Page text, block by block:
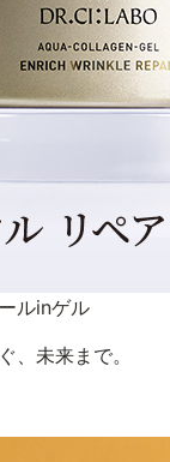
ルinゲル
、未来まで。